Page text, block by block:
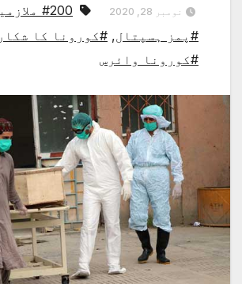
نومبر 28, 2020 #200 ملازمین
#پمز ہسپتال, #کورونا کا شکار
#کورونا وائرس